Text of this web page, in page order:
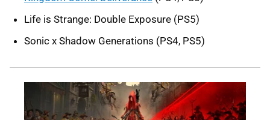
Life is Strange: Double Exposure (PS5)
Sonic x Shadow Generations (PS4, PS5)